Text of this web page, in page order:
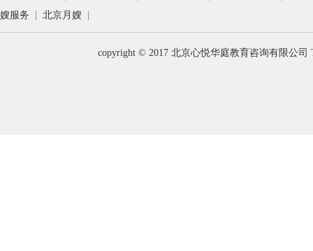
嫂服务
北京月嫂
copyright © 2017 北京心悦华庭教育咨询有限公司